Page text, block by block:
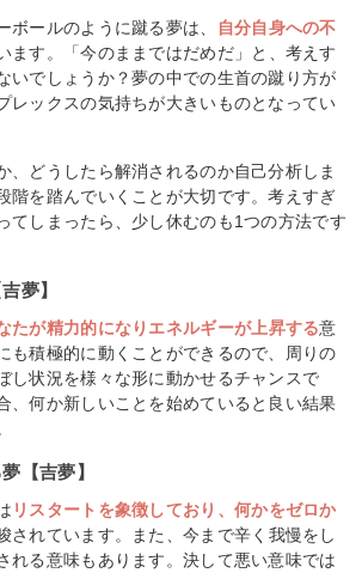
ボールのように蹴る夢は、
自分自身への不
ます。「今のままではだめだ」と、考えす
いでしょうか？夢の中での生首の蹴り方が
レックスの気持ちが大きいものとなってい
、どうしたら解消されるのか自己分析しま
階を踏んでいくことが大切です。考えすぎ
てしまったら、少し休むのも1つの方法です
夢】
たが精力的になりエネルギーが上昇する意
も積極的に動くことができるので、周りの
し状況を様々な形に動かせるチャンスで
、何か新しいことを始めていると良い結果
【吉夢】
リスタートを象徴しており、何かをゼロか
されています。また、今まで辛く我慢をし
れる意味もあります。決して悪い意味では